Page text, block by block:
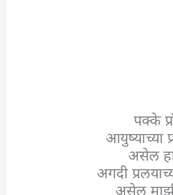
पक्के
आयुष्याच्या
असेल
अगदी
असेल